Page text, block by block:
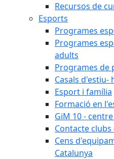
Recursos de
Esports
Programes
Programes
adults
Programes de
Casals d'estiu-
Esport i família
Formació en
GiM 10 -
Contacte
Cens
Catalunya